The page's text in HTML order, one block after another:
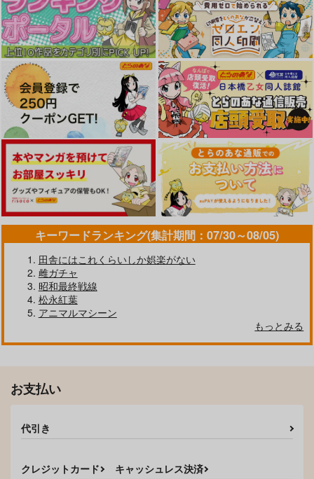
キーワードランキング(集計期間：07/30～08/05)
田舎にはこれくらいしか娯楽がない
雌ガチャ
昭和最終戦線
松永紅葉
アニマルマシーン
もっとみる
お支払い
代引き
クレジットカード キャッシュレス決済